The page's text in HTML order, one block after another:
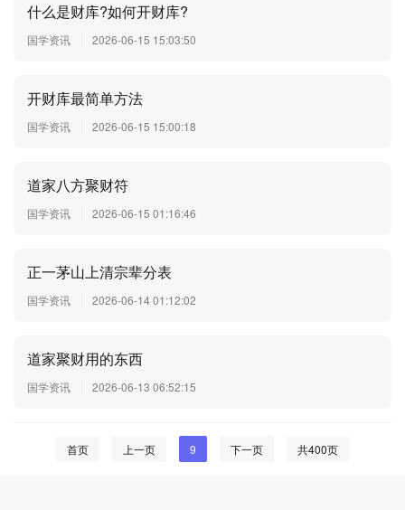
什么是财库?如何开财库?
国学资讯 2026-06-15 15:03:50
开财库最简单方法
国学资讯 2026-06-15 15:00:18
道家八方聚财符
国学资讯 2026-06-15 01:16:46
正一茅山上清宗辈分表
国学资讯 2026-06-14 01:12:02
道家聚财用的东西
国学资讯 2026-06-13 06:52:15
首页 上一页 9 下一页 共400页